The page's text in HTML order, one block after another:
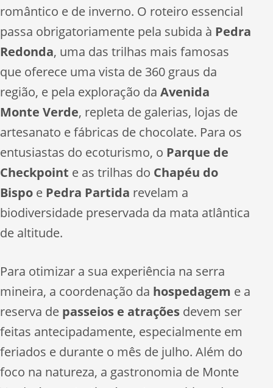
romântico e de inverno. O roteiro essencial
passa obrigatoriamente pela subida à Pedra
Redonda, uma das trilhas mais famosas
que oferece uma vista de 360 graus da
região, e pela exploração da Avenida
Monte Verde, repleta de galerias, lojas de
artesanato e fábricas de chocolate. Para os
entusiastas do ecoturismo, o Parque de
Checkpoint e as trilhas do Chapéu do
Bispo e Pedra Partida revelam a
biodiversidade preservada da mata atlântica
de altitude.
Para otimizar a sua experiência na serra
mineira, a coordenação da hospedagem e a
reserva de passeios e atrações devem ser
feitas antecipadamente, especialmente em
feriados e durante o mês de julho. Além do
foco na natureza, a gastronomia de Monte